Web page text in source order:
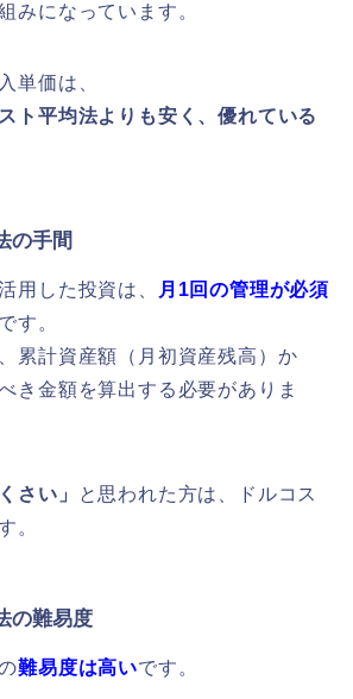
みになっています。
単価は、
スト平均法よりも安く、優れている
の手間
用した投資は、
月1回の管理が必須
す。
累計資産額（月初資産残高）か
き金額を算出する必要がありま
さい」
と思われた方は、ドルコス
。
の難易度
難易度は高いです。